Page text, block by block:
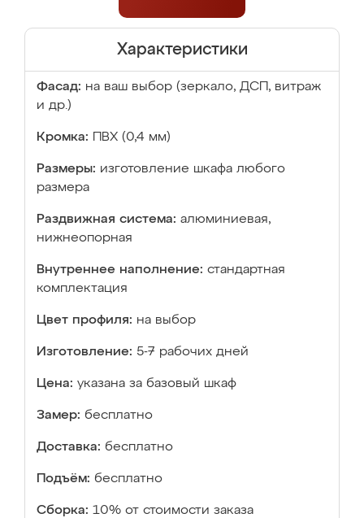
Характеристики
Фасад: на ваш выбор (зеркало, ДСП, витраж
и др.)
Кромка: ПВХ (0,4 мм)
Размеры: изготовление шкафа любого
размера
Раздвижная система: алюминиевая,
нижнеопорная
Внутреннее наполнение: стандартная
комплектация
Цвет профиля: на выбор
Изготовление: 5-7 рабочих дней
Цена: указана за базовый шкаф
Замер: бесплатно
Доставка: бесплатно
Подъём: бесплатно
Сборка: 10% от стоимости заказа